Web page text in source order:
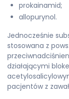
prokainamid;
allopurynol.
Jednocześnie
stosowana z
działającymi
pacjentów z